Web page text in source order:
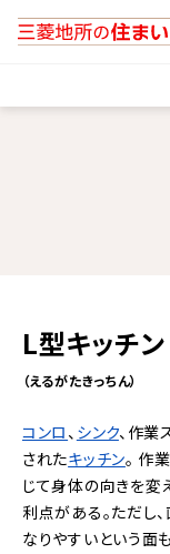
L型キッチン
（えるがたきっちん）
コンロ 、 シンク、作業
されたキッチン。 作
じて身体の向きを変
利点がある。ただし
なりやすいという面